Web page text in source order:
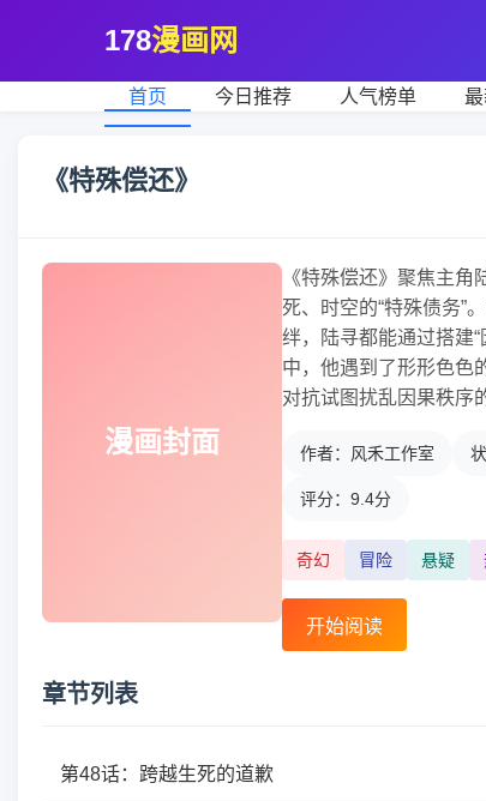
178漫画网
首页 今日推荐 人气榜单
《特殊偿还》
漫画封面
《特殊偿还》聚焦主角
死、时空的“特殊债务”
绊，陆寻都能通过搭建
中，他遇到了形形色色
对抗试图扰乱因果秩序
作者：风禾工作室
评分：9.4分
奇幻 冒险 悬疑
开始阅读
章节列表
第48话：跨越生死的道歉